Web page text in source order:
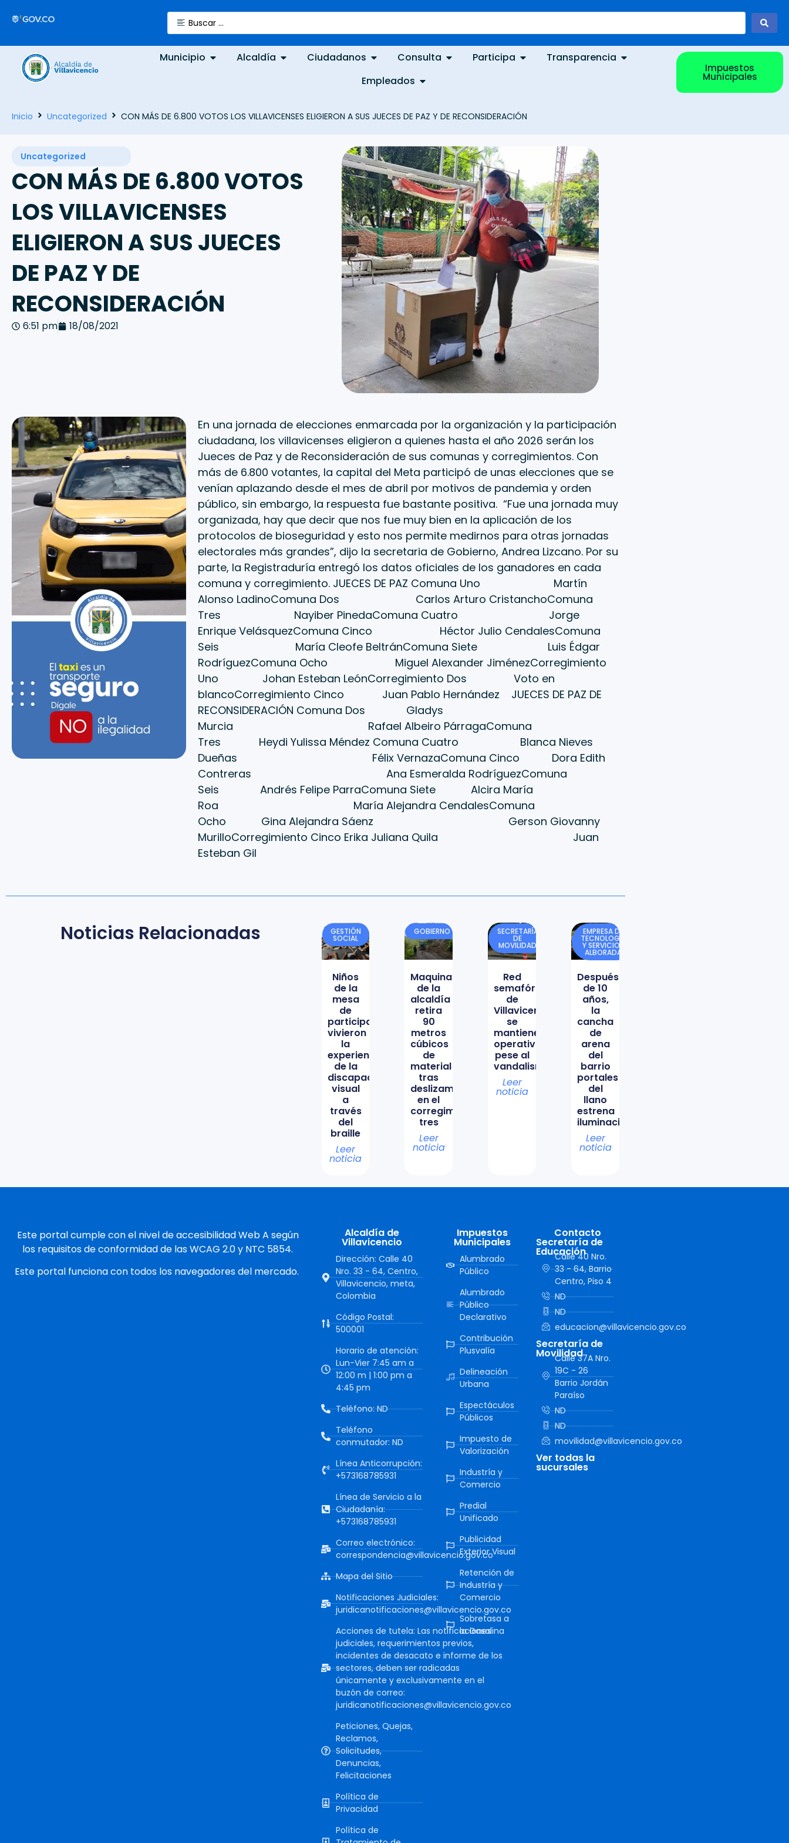
Municipio Alcaldía Ciudadanos Consulta Participa
Transparencia
Empleados
Impuestos
Municipales
Inicio Uncategorized CON MÁS DE 6.800 VOTOS LOS VILLAVICENSES ELIGIERON A SUS JUECES DE PAZ Y DE RECONSIDERACIÓN
Uncategorized
CON MÁS DE 6.800 VOTOS
LOS VILLAVICENSES
ELIGIERON A SUS JUECES
DE PAZ Y DE
RECONSIDERACIÓN
6:51 pm 18/08/2021
En una jornada de elecciones enmarcada por la organización y la participación
ciudadana, los villavicenses eligieron a quienes hasta el año 2026 serán los
Jueces de Paz y de Reconsideración de sus comunas y corregimientos. Con
más de 6.800 votantes, la capital del Meta participó de unas elecciones que se
venían aplazando desde el mes de abril por motivos de pandemia y orden
público, sin embargo, la respuesta fue bastante positiva. “Fue una jornada muy
organizada, hay que decir que nos fue muy bien en la aplicación de los
protocolos de bioseguridad y esto nos permite medirnos para otras jornadas
electorales más grandes”, dijo la secretaria de Gobierno, Andrea Lizcano. Por su
parte, la Registraduría entregó los datos oficiales de los ganadores en cada
comuna y corregimiento. JUECES DE PAZ Comuna Uno Martín
Alonso LadinoComuna Dos Carlos Arturo CristanchoComuna
Tres Nayiber PinedaComuna Cuatro Jorge
Enrique VelásquezComuna Cinco Héctor Julio CendalesComuna
Seis María Cleofe BeltránComuna Siete Luis Édgar
RodríguezComuna Ocho Miguel Alexander JiménezCorregimiento
Uno Johan Esteban LeónCorregimiento Dos Voto en
blancoCorregimiento Cinco Juan Pablo Hernández JUECES DE PAZ DE
RECONSIDERACIÓN Comuna Dos Gladys
Murcia Rafael Albeiro PárragaComuna
Tres Heydi Yulissa Méndez Comuna Cuatro Blanca Nieves
Dueñas Félix VernazaComuna Cinco Dora Edith
Contreras Ana Esmeralda RodríguezComuna
Seis Andrés Felipe ParraComuna Siete Alcira María
Roa María Alejandra CendalesComuna
Ocho Gina Alejandra Sáenz Gerson Giovanny
MurilloCorregimiento Cinco Erika Juliana Quila Juan
Esteban Gil
Noticias Relacionadas GESTIÓN
SOCIAL
Niños
de la
mesa
de
participación
vivieron
la
experiencia
de la
discapacidad
visual
a
través
del
braille
Leer
noticia
GOBIERNO
Maquinaria
de la
alcaldía
retira
90
metros
cúbicos
de
material
tras
deslizamiento
en el
corregimiento
tres
Leer
noticia
SECRETARÍA
DE
MOVILIDAD
Red
semafórica
de
Villavicencio
se
mantiene
operativa
pese al
vandalismo
Leer
noticia
EMPRESA DE
TECNOLOGÍA
Y SERVICIOS
ALBORADA
Después
de 10
años,
la
cancha
de
arena
del
barrio
portales
del
llano
estrena
iluminación
Leer
noticia
Este portal cumple con el nivel de accesibilidad Web A según
los requisitos de conformidad de las WCAG 2.0 y NTC 5854.
Este portal funciona con todos los navegadores del mercado.
Alcaldía de
Villavicencio
Dirección: Calle 40
Nro. 33 - 64, Centro,
Villavicencio, meta,
Colombia
Código Postal:
500001
Horario de atención:
Lun-Vier 7:45 am a
12:00 m | 1:00 pm a
4:45 pm
Teléfono: ND
Teléfono
conmutador: ND
Línea Anticorrupción:
+573168785931
Línea de Servicio a la
Ciudadanía:
+573168785931
Correo electrónico:
correspondencia@villavicencio.gov.co
Mapa del Sitio
Notificaciones Judiciales:
juridicanotificaciones@villavicencio.gov.co
Acciones de tutela: Las notificaciones
judiciales, requerimientos previos,
incidentes de desacato e informe de los
sectores, deben ser radicadas
únicamente y exclusivamente en el
buzón de correo:
juridicanotificaciones@villavicencio.gov.co
Peticiones, Quejas,
Reclamos,
Solicitudes,
Denuncias,
Felicitaciones
Política de
Privacidad
Política de
Impuestos
Municipales
Alumbrado
Público
Alumbrado
Público
Declarativo
Contribución
Plusvalía
Delineación
Urbana
Espectáculos
Públicos
Impuesto de
Valorización
Industría y
Comercio
Predial
Unificado
Publicidad
Exterior Visual
Retención de
Industría y
Comercio
Sobretasa a
la Gasolina
Contacto
Secretaría de
Educación
Calle 40 Nro.
33 - 64, Barrio
Centro, Piso 4
ND
ND
educacion@villavicencio.gov.co
Secretaría de
Movilidad
Calle 37A Nro.
19C - 26
Barrio Jordán
Paraíso
ND
ND
movilidad@villavicencio.gov.co
Ver todas la
sucursales